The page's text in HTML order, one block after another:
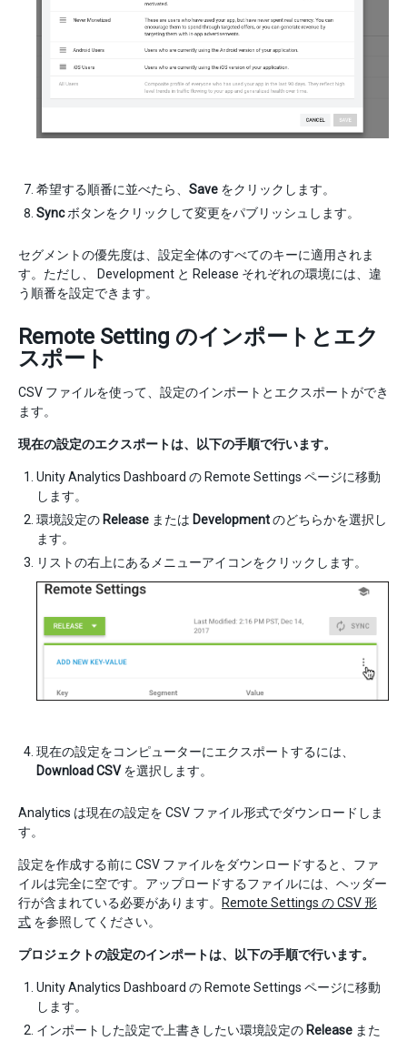
希望する順番に並べたら、 Save をクリックします。
Syncボタンをクリックして変更をパブリッシュします。
セグメントの優先度は、設定全体のすべてのキーに適用されま
す。ただし、 Development と Release それぞれの環境には、違
う順番を設定できます。
Remote Setting のインポートとエク
スポート
CSV ファイルを使って、設定のインポートとエクスポートができ
ます。
現在の設定のエクスポートは、以下の手順で行います。
Unity Analytics Dashboard の Remote Settings ページに移動
します。
環境設定の Release または Developmentのどちらかを選択し
ます。
リストの右上にあるメニューアイコンをクリックします。
現在の設定をコンピューターにエクスポートするには、
Download CSVを選択します。
Analytics は現在の設定を CSV ファイル形式でダウンロードしま
す。
設定を作成する前に CSV ファイルをダウンロードすると、ファ
イルは完全に空です。アップロードするファイルには、ヘッダー
行が含まれている必要があります。 Remote Settings の CSV 形
式 を参照してください。
プロジェクトの設定のインポートは、以下の手順で行います。
Unity Analytics Dashboard の Remote Settings ページに移動
します。
インポートした設定で上書きしたい環境設定の Release また